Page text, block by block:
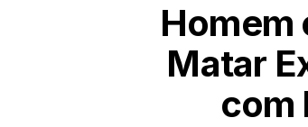
Homem
Matar
com